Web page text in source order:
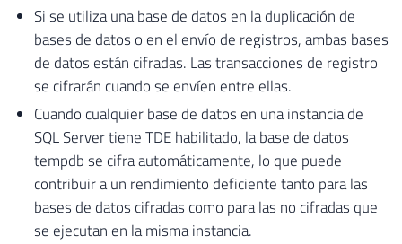
Si se utiliza una base de datos en la duplicación de
bases de datos o en el envío de registros, ambas bases
de datos están cifradas. Las transacciones de registro
se cifrarán cuando se envíen entre ellas.
Cuando cualquier base de datos en una instancia de
SQL Server tiene TDE habilitado, la base de datos
tempdb se cifra automáticamente, lo que puede
contribuir a un rendimiento deficiente tanto para las
bases de datos cifradas como para las no cifradas que
se ejecutan en la misma instancia.